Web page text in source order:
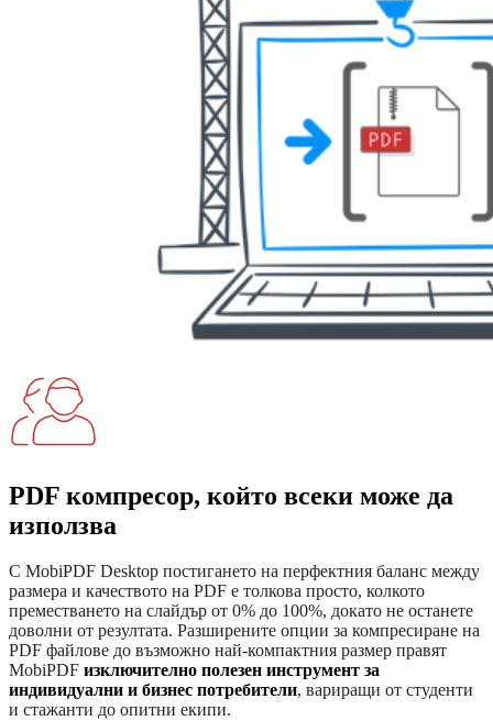
PDF компресор, който всеки може да
използва
С MobiPDF Desktop постигането на перфектния баланс между
размера и качеството на PDF е толкова просто, колкото
преместването на слайдър от 0% до 100%, докато не останете
доволни от резултата. Разширените опции за компресиране на
PDF файлове до възможно най-компактния размер правят
MobiPDF изключително полезен инструмент за
индивидуални и бизнес потребители, вариращи от студенти
и стажанти до опитни екипи.